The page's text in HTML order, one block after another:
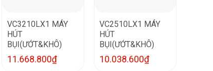
VC3210LX1 MÁY
HÚT
BỤI(ƯỚT&KHÔ)
11.668.800₫
VC2510LX1 MÁY
HÚT
BỤI(ƯỚT&KHÔ)
10.038.600₫